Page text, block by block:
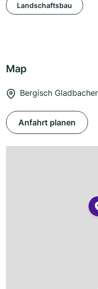
Landschaftsbau
Map
Bergisch
Anfahrt planen